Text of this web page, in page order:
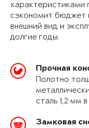
характеристиками
сэкономит бюджет
внешний вид и
долгие годы.
Прочная
Полотно
сталь 1,2 мм
Замковая